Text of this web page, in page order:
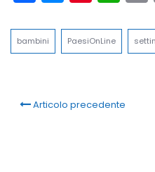
bambini PaesiOnLine
Articolo precedente